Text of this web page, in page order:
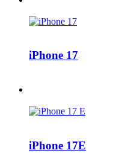
iPhone 17
iPhone 17E